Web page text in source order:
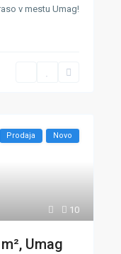
v mestu Umag!
10
Prodaja Novo
Umag